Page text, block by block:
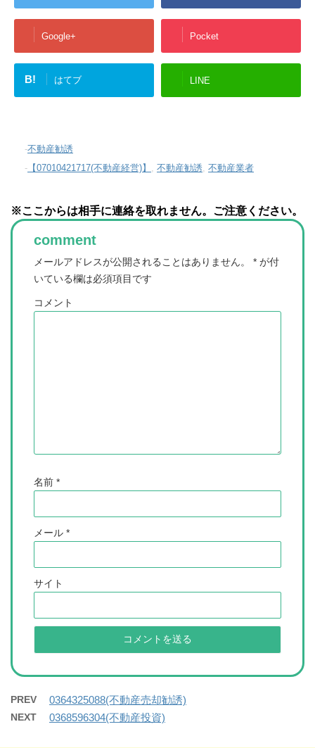
Google+ Pocket
B! はてブ LINE
-不動産勧誘
- 【07010421717(不動産経営)】 不動産勧誘 不動産業者
※ここからは相手に連絡を取れません。ご注意ください。
comment
メールアドレスが公開されることはありません。 * が付
いている欄は必須項目です
コメント
名前 *
メール *
サイト
PREV 0364325088(不動産売却勧誘)
NEXT 0368596304(不動産投資)